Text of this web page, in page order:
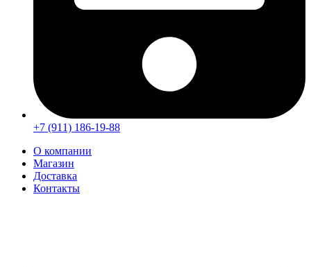
+7 (911) 186-19-88
О компании
Магазин
Доставка
Контакты